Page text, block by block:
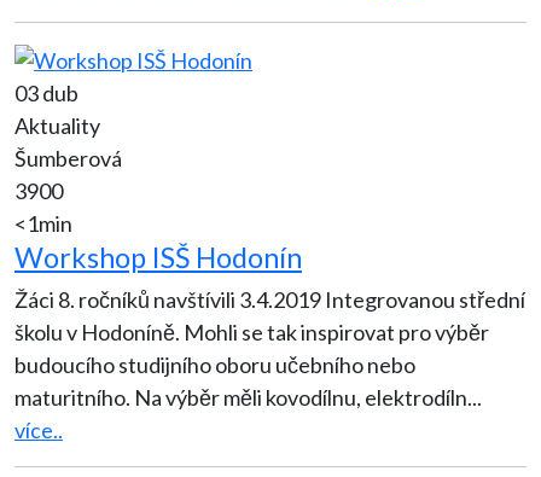
03 dub
Aktuality
Šumberová
3900
<1min
Workshop ISŠ Hodonín
Žáci 8. ročníků navštívili 3.4.2019 Integrovanou střední
školu v Hodoníně. Mohli se tak inspirovat pro výběr
budoucího studijního oboru učebního nebo
maturitního. Na výběr měli kovodílnu, elektrodíln...
více..